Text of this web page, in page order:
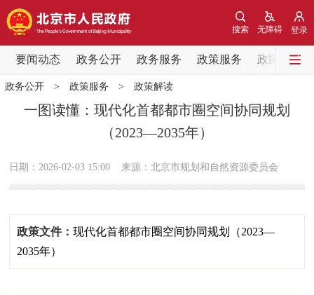
登录
无障碍
搜索
要闻动态 政务公开 政务服务 政策服务 政民互动
要闻动态
党中央精神 国务院信息
会议信息
市领导
政务公开> 政策服务 > 政策解读
一图读懂：​现代化首都都市圈空间协同规划
（2023—2035年）
日期：2026-02-03 15:00 来源：北京市规划和自然资源委员会
政策文件：​现代化首都都市圈空间协同规划（2023—
2035年）